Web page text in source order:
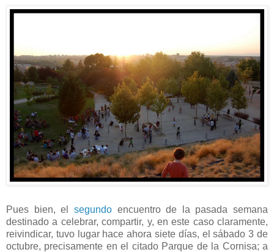
Pues bien, el segundoencuentro de la pasada semana
destinado a celebrar, compartir, y, en este caso claramente,
reivindicar, tuvo lugar hace ahora siete días, el sábado 3 de
octubre, precisamente en el citado Parque de la Cornisa; a